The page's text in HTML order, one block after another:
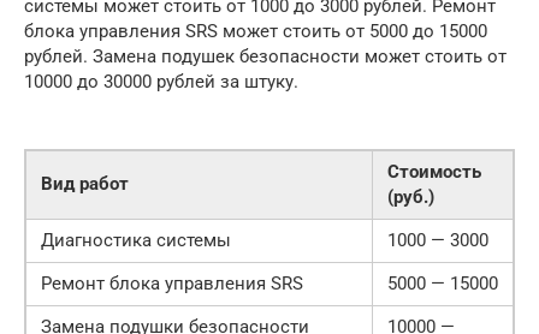
системы может стоить от 1000 до 3000 рублей. Ремонт
блока управления SRS может стоить от 5000 до 15000
рублей. Замена подушек безопасности может стоить от
10000 до 30000 рублей за штуку.
Вид работ
Стоимость
(руб.)
Диагностика системы
1000 — 3000
Ремонт блока управления SRS
5000 — 15000
Замена подушки безопасности
10000 —